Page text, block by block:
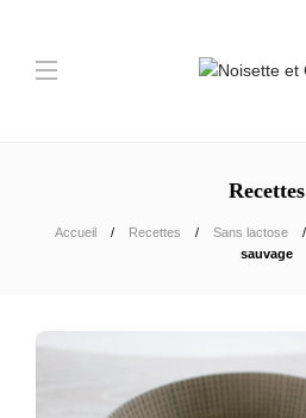
Recettes
Accueil Recettes Sans lactose
sauvage